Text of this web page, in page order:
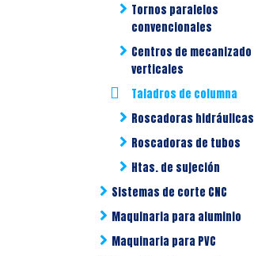
Tornos paralelos
convencionales
Centros de mecanizado
verticales
Taladros de columna
Roscadoras hidráulicas
Roscadoras de tubos
Htas. de sujeción
Sistemas de corte CNC
Maquinaria para aluminio
Maquinaria para PVC